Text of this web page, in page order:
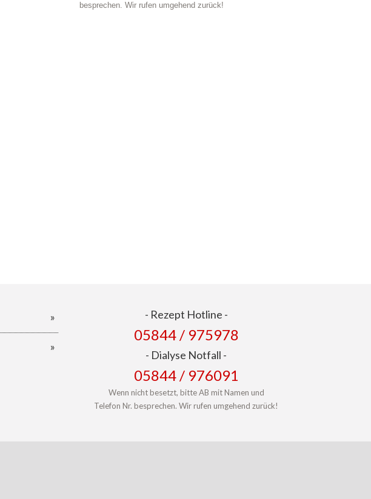
besprechen. Wir rufen umgehend zurück!
- Rezept Hotline -
05844 / 975978
- ​Dialyse Notfall -
​05844 / 976091
Wenn nicht besetzt, bitte AB mit Namen und
Telefon Nr. besprechen. Wir rufen umgehend zurück!